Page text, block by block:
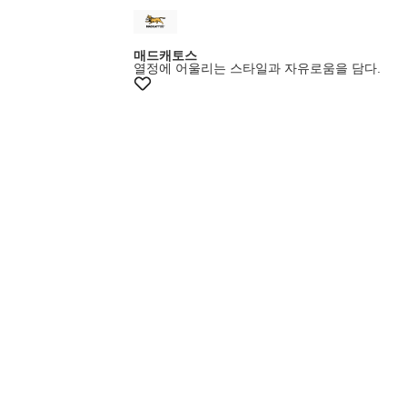
매드캐토스
열정에 어울리는 스타일과 자유로움을 담다.